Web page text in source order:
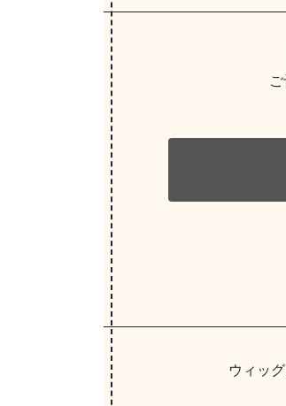
ウィッ